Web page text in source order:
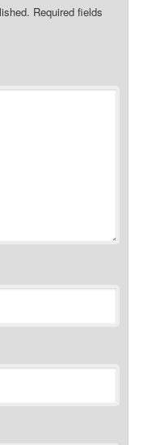
Required fields